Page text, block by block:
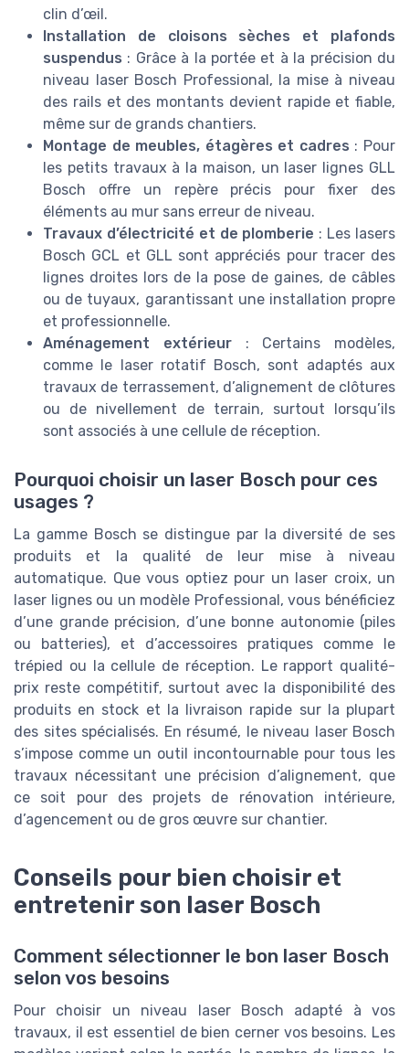
clin d’œil.
Installation de cloisons sèches et plafonds
suspendus : Grâce à la portée et à la précision du
niveau laser Bosch Professional, la mise à niveau
des rails et des montants devient rapide et fiable,
même sur de grands chantiers.
Montage de meubles, étagères et cadres : Pour
les petits travaux à la maison, un laser lignes GLL
Bosch offre un repère précis pour fixer des
éléments au mur sans erreur de niveau.
Travaux d’électricité et de plomberie : Les lasers
Bosch GCL et GLL sont appréciés pour tracer des
lignes droites lors de la pose de gaines, de câbles
ou de tuyaux, garantissant une installation propre
et professionnelle.
Aménagement extérieur: Certains modèles,
comme le laser rotatif Bosch, sont adaptés aux
travaux de terrassement, d’alignement de clôtures
ou de nivellement de terrain, surtout lorsqu’ils
sont associés à une cellule de réception.
Pourquoi choisir un laser Bosch pour ces
usages ?
La gamme Bosch se distingue par la diversité de ses
produits et la qualité de leur mise à niveau
automatique. Que vous optiez pour un laser croix, un
laser lignes ou un modèle Professional, vous bénéficiez
d’une grande précision, d’une bonne autonomie (piles
ou batteries), et d’accessoires pratiques comme le
trépied ou la cellule de réception. Le rapport qualité-
prix reste compétitif, surtout avec la disponibilité des
produits en stock et la livraison rapide sur la plupart
des sites spécialisés. En résumé, le niveau laser Bosch
s’impose comme un outil incontournable pour tous les
travaux nécessitant une précision d’alignement, que
ce soit pour des projets de rénovation intérieure,
d’agencement ou de gros œuvre sur chantier.
Conseils pour bien choisir et
entretenir son laser Bosch
Comment sélectionner le bon laser Bosch
selon vos besoins
Pour choisir un niveau laser Bosch adapté à vos
travaux, il est essentiel de bien cerner vos besoins. Les